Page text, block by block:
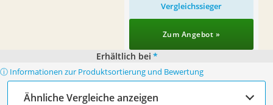
Vergleichssieger
Zum Angebot »
Erhältlich bei *
ⓘ Informationen zur Produktsortierung und Bewertung
Ähnliche Vergleiche anzeigen